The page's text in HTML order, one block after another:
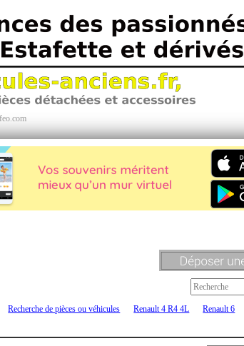
Recherche de pièces ou véhicules Renault 4 R4 4L Renault 6